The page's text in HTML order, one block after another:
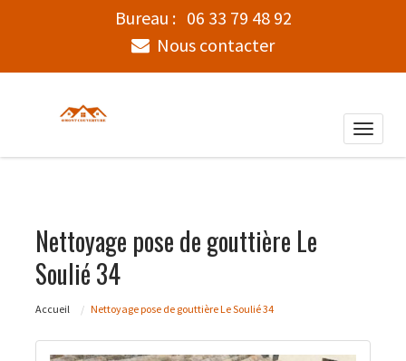
Bureau : 06 33 79 48 92
Nous contacter
Toggle
Nettoyage pose de gouttière Le
Soulié 34
Accueil Nettoyage pose de gouttière Le Soulié 34